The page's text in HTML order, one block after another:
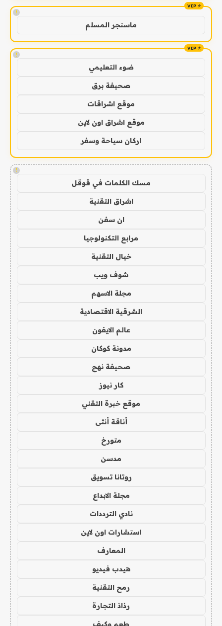
!
ماسنجر المسلم
!
ضوء التعليمي
صحيفة برق
موقع اشراقات
موقع اشراق اون لاين
اركان سياحة وسفر
!
مسك الكلمات في قوقل
اشراق التقنية
ان سفن
مرابع التكنولوجيا
خيال التقنية
شوف ويب
مجلة الاسهم
الشرقية الاقتصادية
عالم الايفون
مدونة كوكان
صحيفة نهج
كار نيوز
موقع خبرة التقني
أناقة أنثى
متورخ
مدسن
روتانا تسويق
مجلة الابداع
نادي الترددات
استشارات اون لاين
المعارف
هيدب فيديو
رمح التقنية
رذاذ التجارة
طعم وكيف